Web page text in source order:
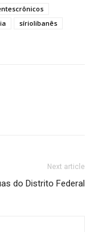
síriolibanês
Next article
do Distrito Federal